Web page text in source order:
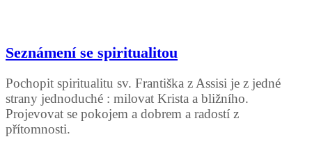
Seznámení se spiritualitou
Pochopit spiritualitu sv. Františka z Assisi je z jedné
strany jednoduché : milovat Krista a bližního.
Projevovat se pokojem a dobrem a radostí z
přítomnosti.